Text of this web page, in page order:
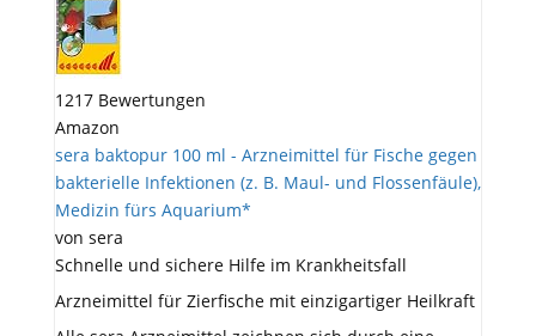
1217 Bewertungen
Amazon
sera baktopur 100 ml - Arzneimittel für Fische gegen
bakterielle Infektionen (z. B. Maul- und Flossenfäule),
Medizin fürs Aquarium*
von sera
Schnelle und sichere Hilfe im Krankheitsfall
Arzneimittel für Zierfische mit einzigartiger Heilkraft